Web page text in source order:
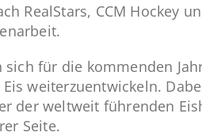
RealStars, CCM Hockey
sich für die kommenden
weiterzuentwickeln.
der weltweit führenden
Seite.